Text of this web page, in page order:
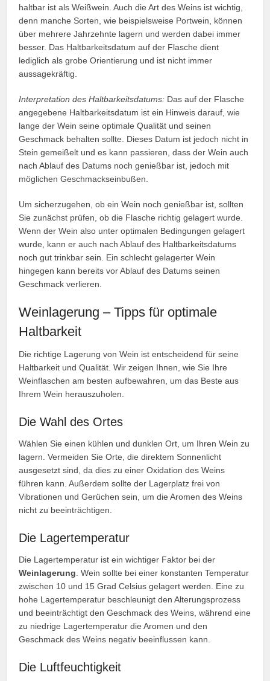
haltbar ist als Weißwein. Auch die Art des Weins ist wichtig,
denn manche Sorten, wie beispielsweise Portwein, können
über mehrere Jahrzehnte lagern und werden dabei immer
besser. Das Haltbarkeitsdatum auf der Flasche dient
lediglich als grobe Orientierung und ist nicht immer
aussagekräftig.
Interpretation des Haltbarkeitsdatums: Das auf der Flasche
angegebene Haltbarkeitsdatum ist ein Hinweis darauf, wie
lange der Wein seine optimale Qualität und seinen
Geschmack behalten sollte. Dieses Datum ist jedoch nicht in
Stein gemeißelt und es kann passieren, dass der Wein auch
nach Ablauf des Datums noch genießbar ist, jedoch mit
möglichen Geschmackseinbußen.
Um sicherzugehen, ob ein Wein noch genießbar ist, sollten
Sie zunächst prüfen, ob die Flasche richtig gelagert wurde.
Wenn der Wein also unter optimalen Bedingungen gelagert
wurde, kann er auch nach Ablauf des Haltbarkeitsdatums
noch gut trinkbar sein. Ein schlecht gelagerter Wein
hingegen kann bereits vor Ablauf des Datums seinen
Geschmack verlieren.
Weinlagerung – Tipps für optimale
Haltbarkeit
Die richtige Lagerung von Wein ist entscheidend für seine
Haltbarkeit und Qualität. Wir zeigen Ihnen, wie Sie Ihre
Weinflaschen am besten aufbewahren, um das Beste aus
Ihrem Wein herauszuholen.
Die Wahl des Ortes
Wählen Sie einen kühlen und dunklen Ort, um Ihren Wein zu
lagern. Vermeiden Sie Orte, die direktem Sonnenlicht
ausgesetzt sind, da dies zu einer Oxidation des Weins
führen kann. Außerdem sollte der Lagerplatz frei von
Vibrationen und Gerüchen sein, um die Aromen des Weins
nicht zu beeinträchtigen.
Die Lagertemperatur
Die Lagertemperatur ist ein wichtiger Faktor bei der
Weinlagerung. Wein sollte bei einer konstanten Temperatur
zwischen 10 und 15 Grad Celsius gelagert werden. Eine zu
hohe Lagertemperatur beschleunigt den Alterungsprozess
und beeinträchtigt den Geschmack des Weins, während eine
zu niedrige Lagertemperatur die Aromen und den
Geschmack des Weins negativ beeinflussen kann.
Die Luftfeuchtigkeit